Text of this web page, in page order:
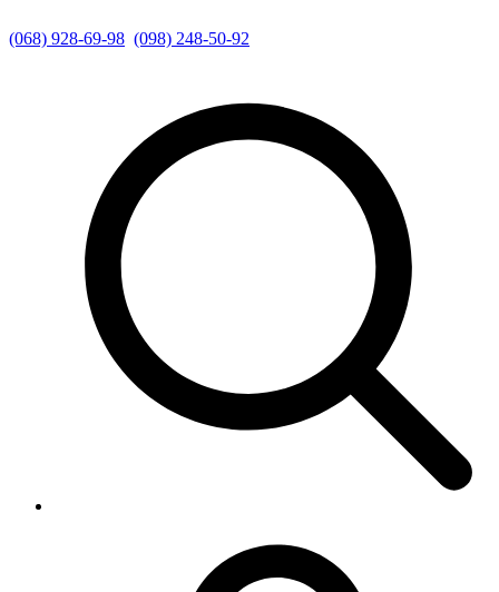
(068) 928-69-98 (098) 248-50-92